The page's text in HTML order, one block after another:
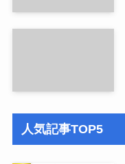
人気記事TOP5